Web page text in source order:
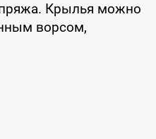
Крылья можно
ворсом,